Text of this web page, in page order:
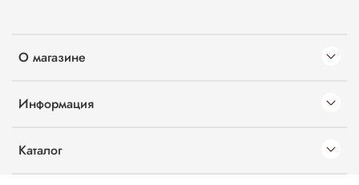
О магазине
Информация
Каталог